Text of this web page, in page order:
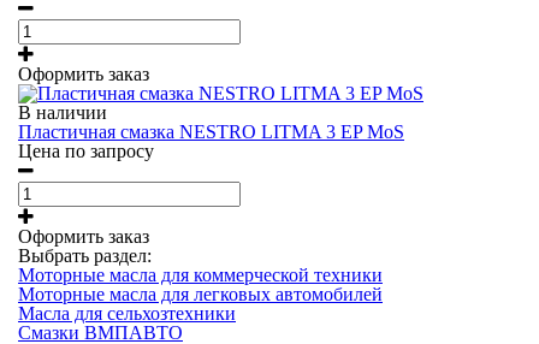
Оформить заказ
В наличии
Пластичная смазка NESTRO LITMA 3 EP MoS
Цена по запросу
Оформить заказ
Выбрать раздел:
Моторные масла для коммерческой техники
Моторные масла для легковых автомобилей
Масла для сельхозтехники
Смазки ВМПАВТО